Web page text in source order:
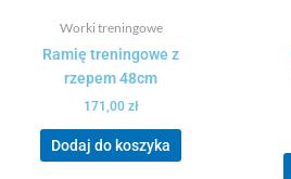
Worki treningowe
Ramię treningowe z
rzepem 48cm
171,00 zł
Dodaj do koszyka